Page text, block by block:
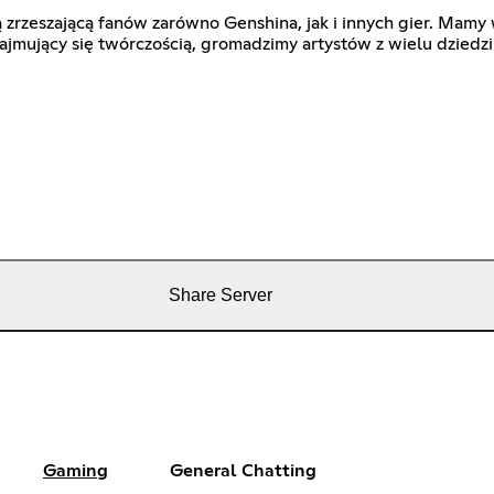
fanów zarówno Genshina, jak i innych gier.
się twórczością, gromadzimy artystów z wielu
Share Server
Gaming General Chatting